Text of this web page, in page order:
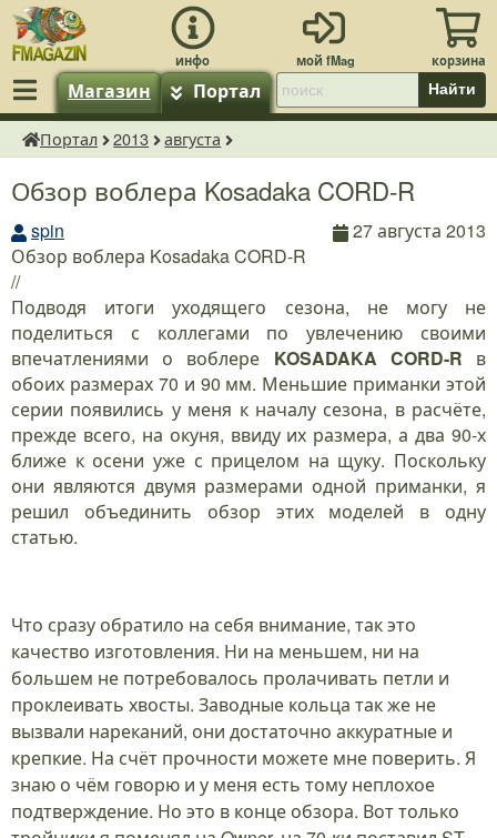
Магазин Портал Найти
fMagazin.ru
Портал 2013 августа
Обзор воблера Kosadaka CORD-R
spin
27 августа 2013
Обзор воблера Kosadaka CORD-R
//
Подводя итоги уходящего сезона, не могу не
поделиться с коллегами по увлечению своими
впечатлениями о воблере KOSADAKA CORD-R в
обоих размерах 70 и 90 мм. Меньшие приманки этой
серии появились у меня к началу сезона, в расчёте,
прежде всего, на окуня, ввиду их размера, а два 90-х
ближе к осени уже с прицелом на щуку. Поскольку
они являются двумя размерами одной приманки, я
решил объединить обзор этих моделей в одну
статью.
Что сразу обратило на себя внимание, так это
качество изготовления. Ни на меньшем, ни на
большем не потребовалось пролачивать петли и
проклеивать хвосты. Заводные кольца так же не
вызвали нареканий, они достаточно аккуратные и
крепкие. На счёт прочности можете мне поверить. Я
знаю о чём говорю и у меня есть тому неплохое
подтверждение. Но это в конце обзора. Вот только